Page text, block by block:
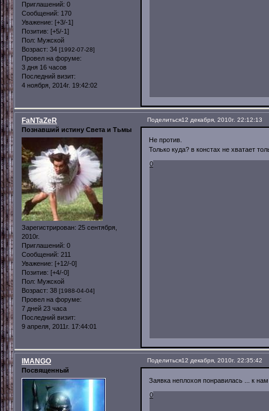
Приглашений: 0
Сообщений: 170
Уважение: [+3/-1]
Позитив: [+5/-1]
Пол: Мужской
Возраст: 34 [1992-07-28]
Провел на форуме:
3 дня 16 часов
Последний визит:
4 ноября, 2014г. 19:42:02
Поделиться12 декабря, 2010г. 22:12:13
FaNTaZeR
Познавший истину Света и Тьмы
Зарегистрирован: 25 сентября,
2010г.
Приглашений: 0
Сообщений: 211
Уважение: [+12/-0]
Позитив: [+4/-0]
Пол: Мужской
Возраст: 38 [1988-04-04]
Провел на форуме:
7 дней 23 часа
Последний визит:
9 апреля, 2011г. 17:44:01
Не против.
Только куда? в констах не хватает
0
Поделиться12 декабря, 2010г. 22:35:42
IMANGO
Посвященный
Заявка неплохоя понравилась ... к
0